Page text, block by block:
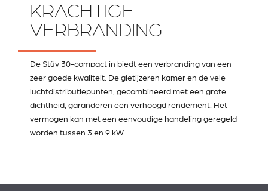
KRACHTIGE
VERBRANDING
De Stûv 30-compact in biedt een verbranding van een
zeer goede kwaliteit. De gietijzeren kamer en de vele
luchtdistributiepunten, gecombineerd met een grote
dichtheid, garanderen een verhoogd rendement. Het
vermogen kan met een eenvoudige handeling geregeld
worden tussen 3 en 9 kW.